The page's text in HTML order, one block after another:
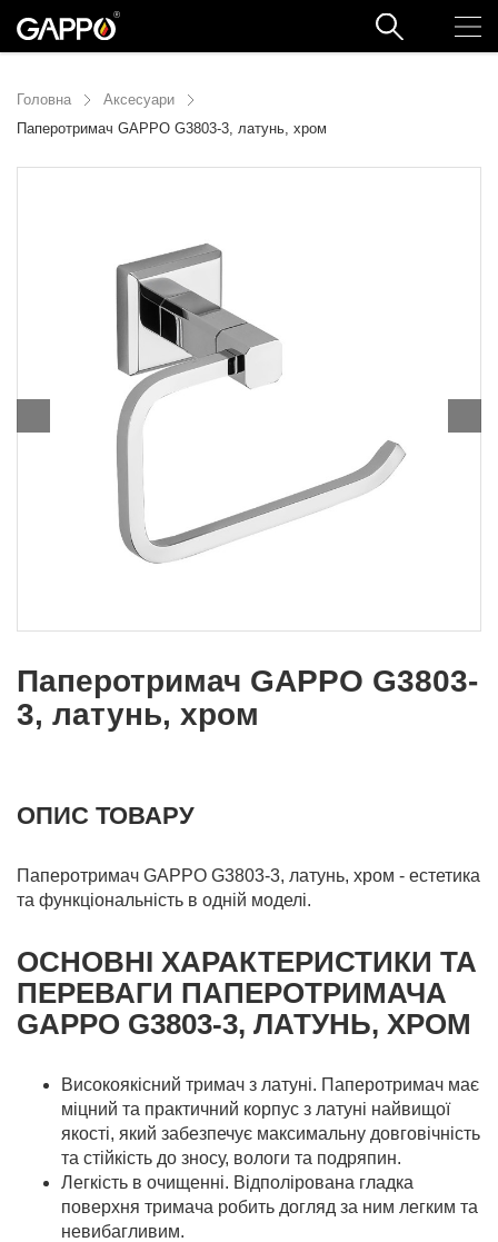
Головна
Аксесуари
Паперотримач GAPPO G3803-3, латунь, хром
Паперотримач GAPPO G3803-
3, латунь, хром
ОПИС ТОВАРУ
Паперотримач GAPPO G3803-3, латунь, хром - естетика
та функціональність в одній моделі.
ОСНОВНІ ХАРАКТЕРИСТИКИ ТА
ПЕРЕВАГИ ПАПЕРОТРИМАЧА
GAPPO G3803-3, ЛАТУНЬ, ХРОМ
Високоякісний тримач з латуні. Паперотримач має
міцний та практичний корпус з латуні найвищої
якості, який забезпечує максимальну довговічність
та стійкість до зносу, вологи та подряпин.
Легкість в очищенні. Відполірована гладка
поверхня тримача робить догляд за ним легким та
невибагливим.